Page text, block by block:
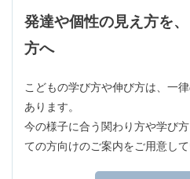
発達や個性の見え方を
方へ
こどもの学び方や伸び方は、一
あります。
今の様子に合う関わり方や学び
ての方向けのご案内をご用意して